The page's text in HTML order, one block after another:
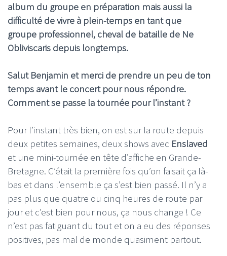
album du groupe en préparation mais aussi la
difficulté de vivre à plein-temps en tant que
groupe professionnel, cheval de bataille de Ne
Obliviscaris depuis longtemps.
Salut Benjamin et merci de prendre un peu de ton
temps avant le concert pour nous répondre.
Comment se passe la tournée pour l’instant ?
Pour l’instant très bien, on est sur la route depuis
deux petites semaines, deux shows avec Enslaved
et une mini-tournée en tête d’affiche en Grande-
Bretagne. C’était la première fois qu’on faisait ça là-
bas et dans l’ensemble ça s’est bien passé. Il n’y a
pas plus que quatre ou cinq heures de route par
jour et c’est bien pour nous, ça nous change ! Ce
n’est pas fatiguant du tout et on a eu des réponses
positives, pas mal de monde quasiment partout.